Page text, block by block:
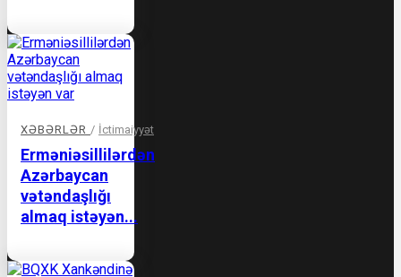
XƏBƏRLƏR / İctimaiyyət
Erməniəsillilərdən
Azərbaycan
vətəndaşlığı
almaq istəyən...